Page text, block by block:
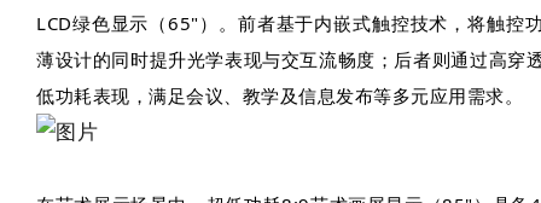
LCD绿色显示（65"）。前者基于内嵌式触控技术，将触控
薄设计的同时提升光学表现与交互流畅度；后者则通过高穿
低功耗表现，满足会议、教学及信息发布等多元应用需求。